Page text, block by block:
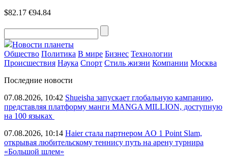
$82.17 €94.84
Новости планеты
Общество Политика В мире Бизнес Технологии
Происшествия Наука Спорт Стиль жизни Компании Москва
Последние новости
07.08.2026, 10:42 Shueisha запускает глобальную кампанию,
представляя платформу манги MANGA MILLION, доступную
на 100 языках
07.08.2026, 10:14 Haier стала партнером AO 1 Point Slam,
открывая любительскому теннису путь на арену турнира
«Большой шлем»